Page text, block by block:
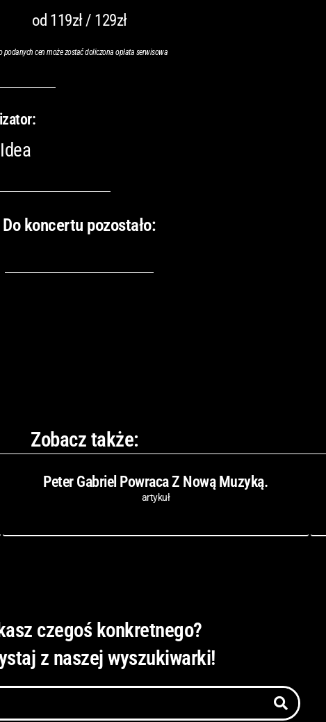
od 119zł / 129zł
podanych cen może zostać doliczona opłata serwisowa
Do koncertu pozostało:
Zobacz także:
Peter Gabriel Powraca Z Nową Muzyką.
artykuł
czegoś konkretnego?
z naszej wyszukiwarki!